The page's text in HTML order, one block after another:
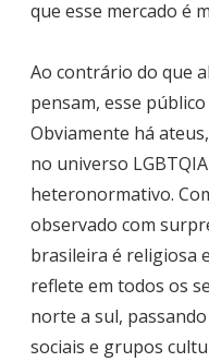
que esse mercado é
Ao contrário do que
pensam, esse
Obviamente há
no universo
heteronormativo.
observado com
brasileira é religiosa
reflete em todos os
norte a sul,
sociais e grupos